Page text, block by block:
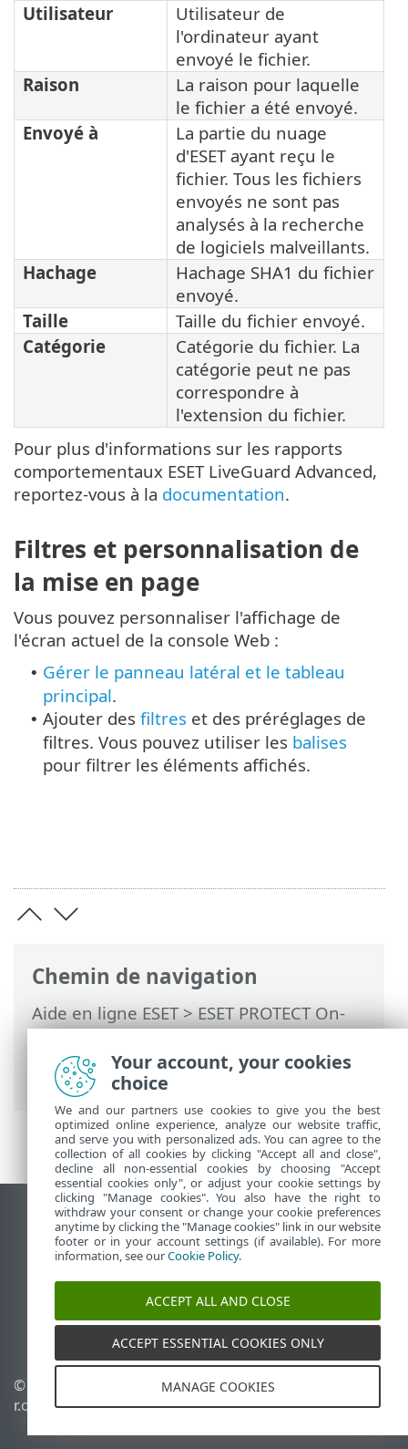
Chemin de navigation
Aide en ligne ESET>ESET PROTECT On-
Prem>Utilisation d'ESET PROTECT On-
Prem>ESET PROTECT On-Prem Menu
principal
>Plus> Fichiers envoyés
Utilisateur
Utilisateur de
l'ordinateur ayant
envoyé le fichier.
Raison
La raison pour laquelle
le fichier a été envoyé.
Envoyé à
La partie du nuage
d'ESET ayant reçu le
fichier. Tous les fichiers
envoyés ne sont pas
analysés à la recherche
de logiciels malveillants.
Hachage
Hachage SHA1 du fichier
envoyé.
Taille
Taille du fichier envoyé.
Catégorie
Catégorie du fichier. La
catégorie peut ne pas
correspondre à
l'extension du fichier.
Pour plus d'informations sur les rapports
comportementaux ESET LiveGuard Advanced,
reportez-vous à la documentation.
Filtres et personnalisation de
la mise en page
Vous pouvez personnaliser l'affichage de
l'écran actuel de la console Web :
• Gérer le panneau latéral et le tableau
principal.
• Ajouter des filtres et des préréglages de
filtres. Vous pouvez utiliser les balises
pour filtrer les éléments affichés.
Afficher le site des postes de travail
End of Life
Base de connaissances ESET
ESET Status Portal
Support régional
© 1992 - 2026 ESET, spol. s
r.o. - Tous droits réservés.
Politique relative aux
Your account, your cookies
choice
We and our partners use cookies to give you the best
optimized online experience, analyze our website traffic,
and serve you with personalized ads. You can agree to the
collection of all cookies by clicking "Accept all and close",
decline all non-essential cookies by choosing "Accept
essential cookies only", or adjust your cookie settings by
clicking "Manage cookies". You also have the right to
withdraw your consent or change your cookie preferences
anytime by clicking the "Manage cookies" link in our website
footer or in your account settings (if available). For more
information, see ourCookie Policy.
ACCEPT ALL AND CLOSE
ACCEPT ESSENTIAL COOKIES ONLY
MANAGE COOKIES